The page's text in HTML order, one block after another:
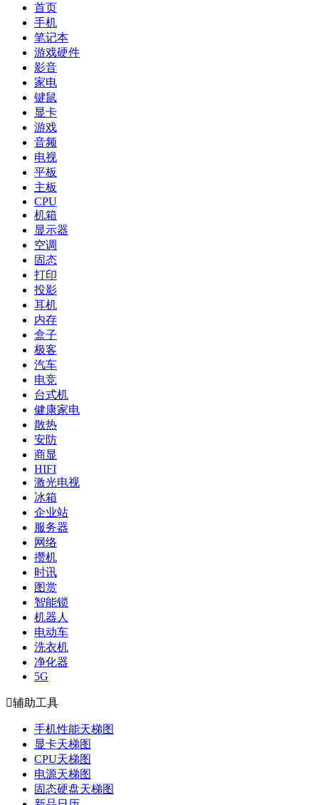
首页
手机
笔记本
游戏硬件
影音
家电
键鼠
显卡
游戏
音频
电视
平板
主板
CPU
机箱
显示器
空调
固态
打印
投影
耳机
内存
盒子
极客
汽车
电竞
台式机
健康家电
散热
安防
商显
HIFI
激光电视
冰箱
企业站
服务器
网络
攒机
时讯
图赏
智能锁
机器人
电动车
洗衣机
净化器
5G
辅助工具
手机性能天梯图
显卡天梯图
CPU天梯图
电源天梯图
固态硬盘天梯图